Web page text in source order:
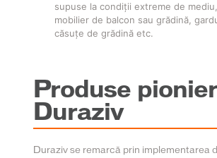
supuse la condiții extreme de
mobilier de balcon sau grădină,
căsuțe de grădină etc.
Produse
Duraziv
Duraziv se remarcă prin implementarea